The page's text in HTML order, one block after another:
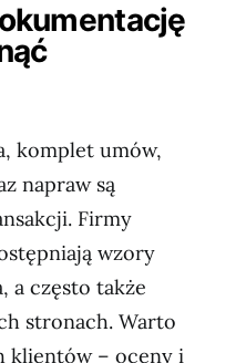
komplet umów,
napraw są
Firmy
wzory
a często także
stronach. Warto
klientów – oceny i